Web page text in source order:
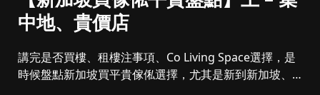
中地、貴價店
講完是否買樓、租樓注事項、Co Living Space選擇，是
時候盤點新加坡買平貴傢俬選擇，尤其是新到新加坡、或